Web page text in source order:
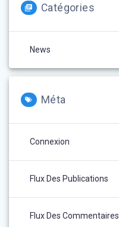
Catégories
News
Méta
Connexion
Flux Des Publications
Flux Des Commentaires